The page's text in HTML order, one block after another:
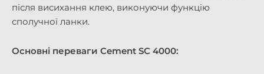
після висихання клею, виконуючи функцію
сполучної ланки.
Основні переваги Cement SC 4000: